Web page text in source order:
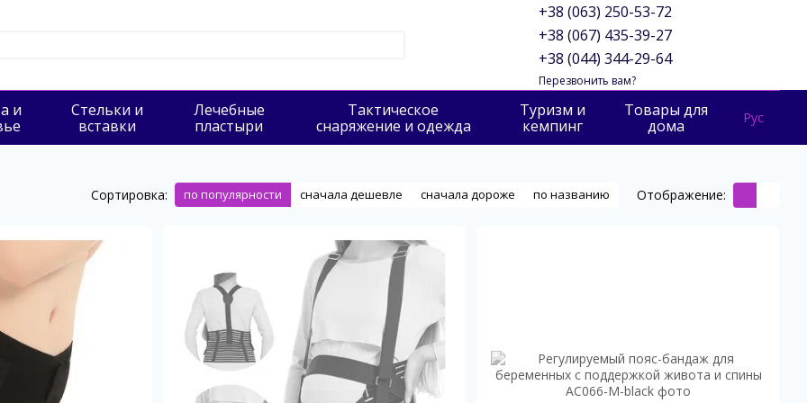
+38 (063) 250-53-72
+38 (067) 435-39-27
+38 (044) 344-29-64
Перезвонить вам?
и
Стельки и
вставки
Лечебные
пластыри
Тактическое
снаряжение и одежда
Туризм и
кемпинг
Товары для
дома
Рус
Сортировка: по популярности сначала дешевле сначала дороже по названию Отображение: